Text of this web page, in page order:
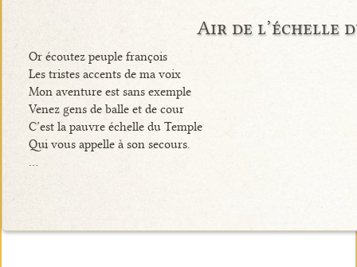
Air de l’échelle
Or écoutez peuple françois
Les tristes accents de ma voix
Mon aventure est sans exemple
Venez gens de balle et de cour
C’est la pauvre échelle du Temple
Qui vous appelle à son secours.
…